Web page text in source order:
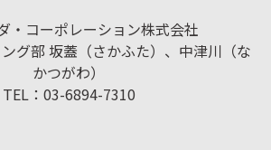
・コーポレーション株式会社
グ部 坂蓋（さかふた）、中津川（な
かつがわ）
TEL：03-6894-7310